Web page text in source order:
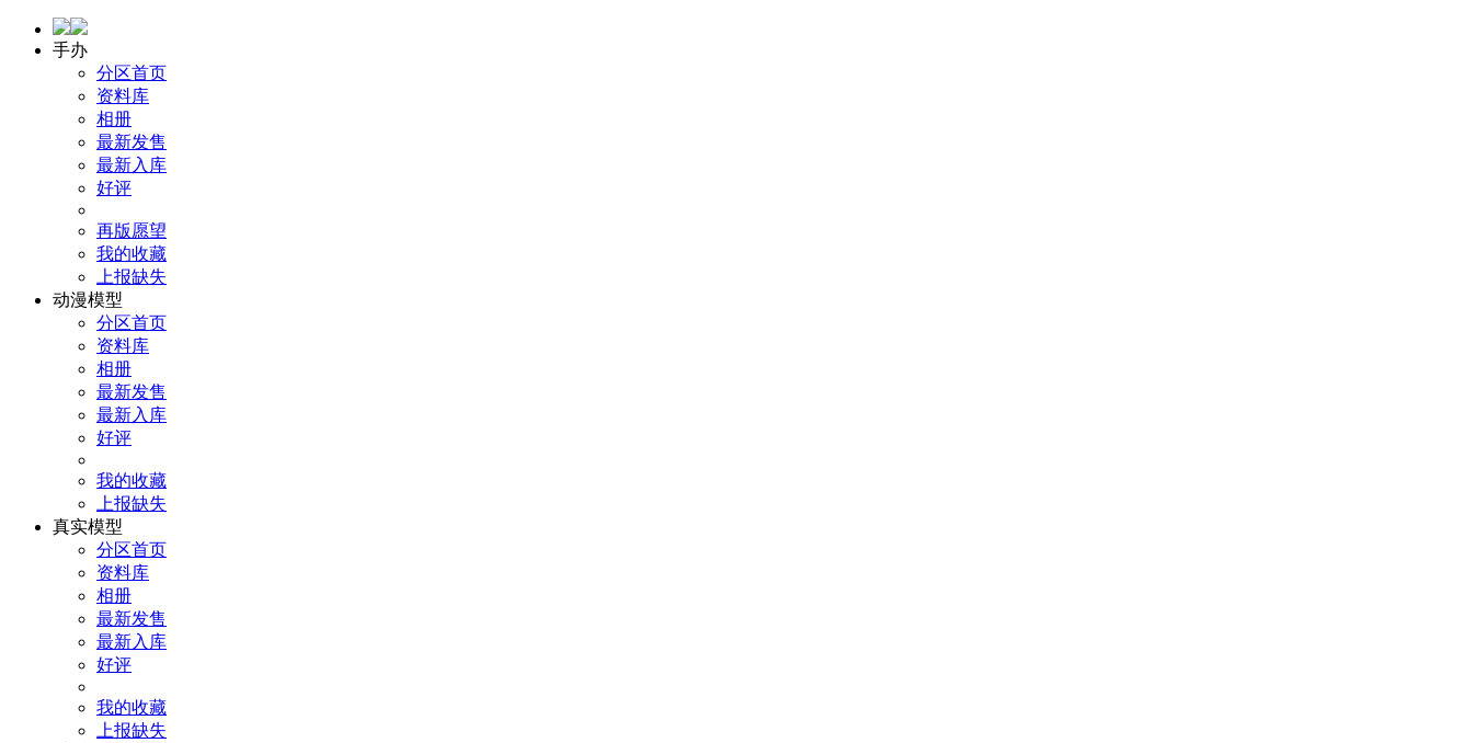
手办
分区首页
资料库
相册
最新发售
最新入库
好评
再版愿望
我的收藏
上报缺失
动漫模型
分区首页
资料库
相册
最新发售
最新入库
好评
我的收藏
上报缺失
真实模型
分区首页
资料库
相册
最新发售
最新入库
好评
我的收藏
上报缺失